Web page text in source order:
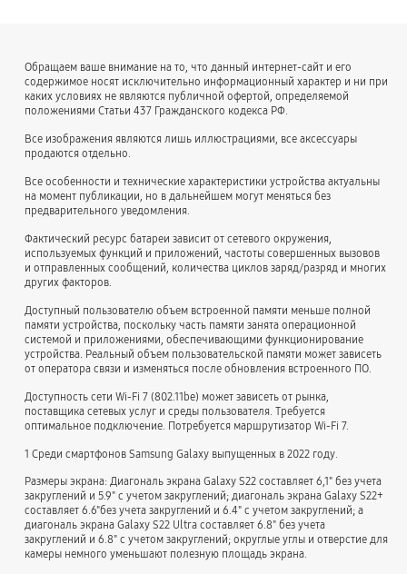
Обращаем ваше внимание на то, что данный интернет-сайт и его
содержимое носят исключительно информационный характер и ни при
каких условиях не являются публичной офертой, определяемой
положениями Статьи 437 Гражданского кодекса РФ.
Все изображения являются лишь иллюстрациями, все аксессуары
продаются отдельно.
Все особенности и технические характеристики устройства актуальны
на момент публикации, но в дальнейшем могут меняться без
предварительного уведомления.
Фактический ресурс батареи зависит от сетевого окружения,
используемых функций и приложений, частоты совершенных вызовов
и отправленных сообщений, количества циклов заряд/разряд и многих
других факторов.
Доступный пользователю объем встроенной памяти меньше полной
памяти устройства, поскольку часть памяти занята операционной
системой и приложениями, обеспечивающими функционирование
устройства. Реальный объем пользовательской памяти может зависеть
от оператора связи и изменяться после обновления встроенного ПО.
Доступность сети Wi-Fi 7 (802.11be) может зависеть от рынка,
поставщика сетевых услуг и среды пользователя. Требуется
оптимальное подключение. Потребуется маршрутизатор Wi-Fi 7.
1 Cреди смартфонов Samsung Galaxy выпущенных в 2022 году.
Размеры экрана: Диагональ экрана Galaxy S22 составляет 6,1" без учета
закруглений и 5.9" с учетом закруглений; диагональ экрана Galaxy S22+
составляет 6.6"без учета закруглений и 6.4" с учетом закруглений; а
диагональ экрана Galaxy S22 Ultra составляет 6.8" без учета
закруглений и 6.8" с учетом закруглений; округлые углы и отверстие для
камеры немного уменьшают полезную площадь экрана.